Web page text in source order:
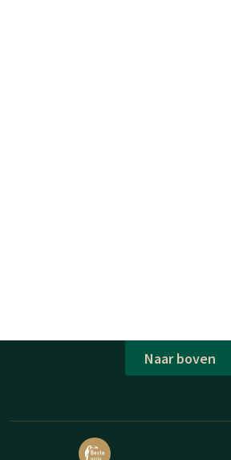
Naar boven